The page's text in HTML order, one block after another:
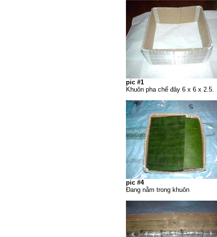
pic #1
Khuôn pha chế đây 6 x 6 x 2.5.
pic #4
Đang nằm trong khuôn